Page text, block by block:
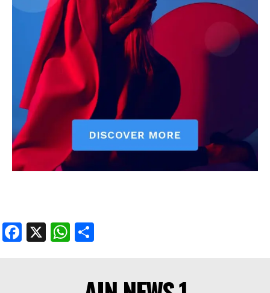
Terms of Use Agreement
Facebook
X WhatsApp
Share
Facebook
X WhatsApp